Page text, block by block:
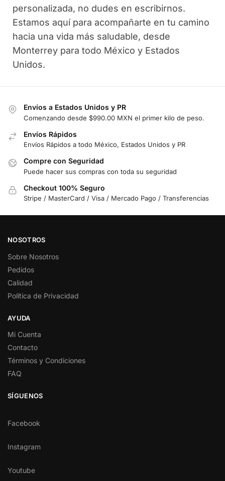
personalizada, no dudes en escribirnos.
Estamos aquí para acompañarte en tu camino
hacia una vida más saludable, desde
Monterrey para todo México y Estados
Unidos.
Envíos a Estados Unidos y PR
Comenzando desde $990.00 MXN el primer kilo de peso.
Envíos Rápidos
Envíos Rápidos a todo México, Estados Unidos y PR
Compre con Seguridad
Puede hacer sus compras con toda su seguridad
Checkout 100% Seguro
Stripe / MasterCard / Visa / Mercado Pago / Transferencias
NOSOTROS
Sobre Nosotros
Pedidos
Calidad
Política de Privacidad
AYUDA
Mi Cuenta
Contacto
Términos y Condiciones
FAQ
SÍGUENOS
Facebook
Instagram
Youtube